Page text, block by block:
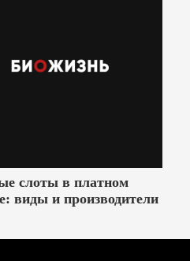
слоты в платном
виды и производители